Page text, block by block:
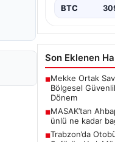
BTC
Son Eklenen
■Mekke Ortak
Bölgesel
Dönem
■MASAK’tan
ünlü ne kadar
■Trabzon’da